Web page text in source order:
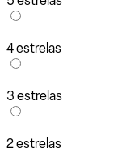
4 estrelas
3 estrelas
2 estrelas